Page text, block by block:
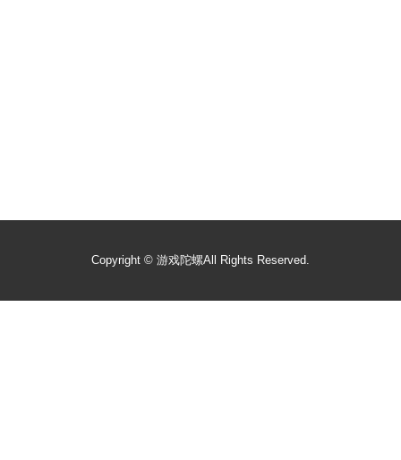
Copyright © 游戏陀螺All Rights Reserved.